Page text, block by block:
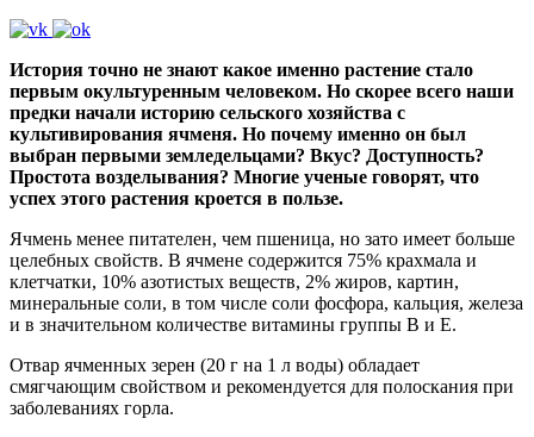
История точно не знают какое именно растение стало
первым окультуренным человеком. Но скорее всего наши
предки начали историю сельского хозяйства с
культивирования ячменя. Но почему именно он был
выбран первыми земледельцами? Вкус? Доступность?
Простота возделывания? Многие ученые говорят, что
успех этого растения кроется в пользе.
Ячмень менее питателен, чем пшеница, но зато имеет больше
целебных свойств. В ячмене содержится 75% крахмала и
клетчатки, 10% азотистых веществ, 2% жиров, картин,
минеральные соли, в том числе соли фосфора, кальция, железа
и в значительном количестве витамины группы В и Е.
Отвар ячменных зерен (20 г на 1 л воды) обладает
смягчающим свойством и рекомендуется для полоскания при
заболеваниях горла.